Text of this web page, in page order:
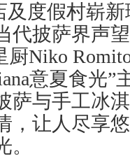
度假村崭
代披萨界声
厨Niko
意夏食光
萨与手工冰
，让人尽享